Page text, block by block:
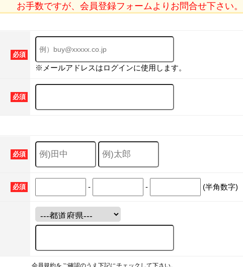
お手数ですが、会員登録フォームよりお問合せ下さい。
必須
※メールアドレスはログインに使用します。
必須
必須
必須 - - (半角数字)
会員規約をご確認のうえ下記にチェックして下さい。